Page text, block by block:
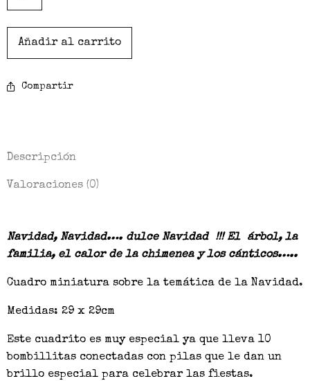
Añadir al carrito
Compartir
Descripción
Valoraciones (0)
Navidad, Navidad…. dulce Navidad !!! El árbol, la
familia, el calor de la chimenea y los cánticos…..
Cuadro miniatura sobre la temática de la Navidad.
Medidas: 29 x 29cm
Este cuadrito es muy especial ya que lleva 10
bombillitas conectadas con pilas que le dan un
brillo especial para celebrar las fiestas.